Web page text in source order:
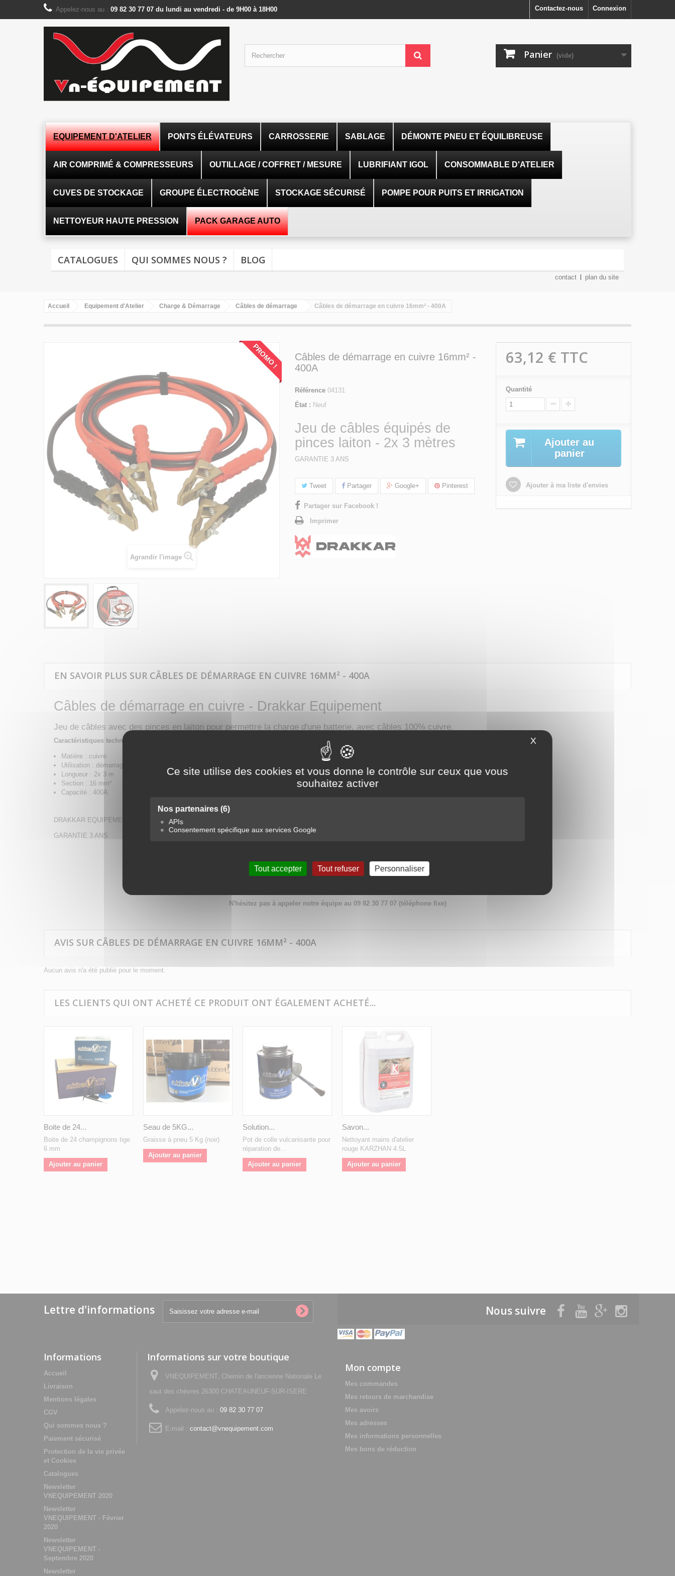
Panneau de gestion des cookies
Ce site utilise des cookies et vous donne le contrôle sur ceux que vous
souhaitez activer
Nos partenaires (6)
APIs
Consentement spécifique aux services Google
Tout accepter Tout refuser Personnaliser
X Masquer le bandeau des cookies
Connexion
Contactez-nous
Appelez-nous au : 09 82 30 77 07 du lundi au vendredi - de 9H00 à 18H00
Panier (vide)
EQUIPEMENT D'ATELIER PONTS ÉLÉVATEURS CARROSSERIE SABLAGE DÉMONTE PNEU ET ÉQUILIBREUSE
AIR COMPRIMÉ & COMPRESSEURS OUTILLAGE / COFFRET / MESURE LUBRIFIANT IGOL CONSOMMABLE D'ATELIER
CUVES DE STOCKAGE GROUPE ÉLECTROGÈNE STOCKAGE SÉCURISÉ POMPE POUR PUITS ET IRRIGATION
NETTOYEUR HAUTE PRESSION PACK GARAGE AUTO
CATALOGUES QUI SOMMES NOUS ? BLOG
contact plan du site
Accueil Equipement d'Atelier Charge & Démarrage Câbles de démarrage Câbles de démarrage en cuivre 16mm² - 400A
PROMO !
Agrandir l'image
Câbles de démarrage en cuivre 16mm² -
400A
Référence 04131
État : Neuf
Jeu de câbles équipés de
pinces laiton - 2x 3 mètres
GARANTIE 3 ANS
Tweet Partager Google+ Pinterest
Partager sur Facebook !
Imprimer
63,12 € TTC
Quantité
Ajouter au
panier
Ajouter à ma liste d'envies
EN SAVOIR PLUS SUR CÂBLES DE DÉMARRAGE EN CUIVRE 16MM² - 400A
Câbles de démarrage en cuivre - Drakkar Equipement
Jeu de câbles avec des pinces en laiton pour permettre la charge d'une batterie, avec câbles 100% cuivre.
Caractéristiques techniques :
Matière : cuivre
Utilisation : démarrage
Longueur : 2x 3 m
Section : 16 mm²
Capacité : 400A
DRAKKAR EQUIPEMENT
GARANTIE 3 ANS
VN Equipement, votre spécialiste en outillage, équipement et cuve de stockage
N'hésitez pas à appeler notre équipe au 09 82 30 77 07 (téléphone fixe)
AVIS SUR CÂBLES DE DÉMARRAGE EN CUIVRE 16MM² - 400A
Aucun avis n'a été publié pour le moment.
LES CLIENTS QUI ONT ACHETÉ CE PRODUIT ONT ÉGALEMENT ACHETÉ...
Boite de 24...
Boite de 24 champignons tige
6 mm
Ajouter au panier
Seau de 5KG...
Graisse à pneu 5 Kg (noir)
Ajouter au panier
Solution...
Pot de colle vulcanisante pour
réparation de...
Ajouter au panier
Savon...
Nettoyant mains d'atelier
rouge KARZHAN 4.5L
Ajouter au panier
Lettre d'informations Nous suivre
Informations
Accueil
Livraison
Mentions légales
CGV
Qui sommes nous ?
Paiement sécurisé
Protection de la vie privée
et Cookies
Catalogues
Newsletter
VNEQUIPEMENT 2020
Newsletter
VNEQUIPEMENT - Février
2020
Newsletter
VNEQUIPEMENT -
Septembre 2020
Newsletter
Informations sur votre boutique
VNEQUIPEMENT, Chemin de l'ancienne Nationale Le
saut des chèvres 26300 CHATEAUNEUF-SUR-ISERE
Appelez-nous au : 09 82 30 77 07
E-mail : contact@vnequipement.com
Mon compte
Mes commandes
Mes retours de marchandise
Mes avoirs
Mes adresses
Mes informations personnelles
Mes bons de réduction